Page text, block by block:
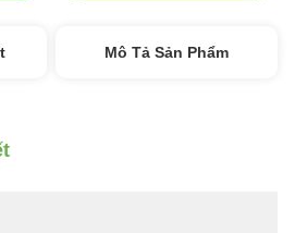
Mô Tả Sản Phẩm